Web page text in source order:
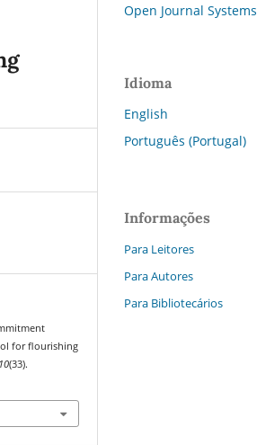
for flourishing
10(33).
Open Journal Systems
Idioma
English
Português (Portugal)
Informações
Para Leitores
Para Autores
Para Bibliotecários